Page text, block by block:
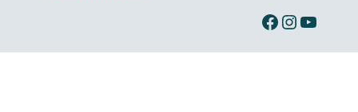
Ibermusicas no Facebook Ibermusicas no Instagram Ibermusicas no Youtube